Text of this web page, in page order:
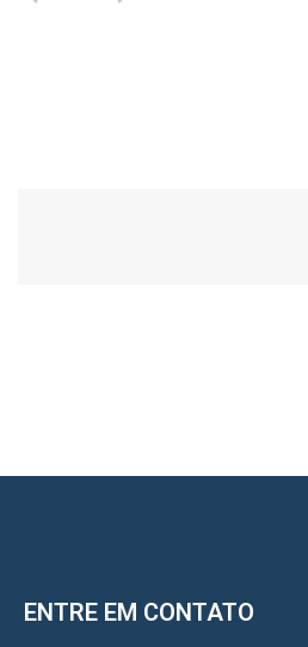
ENTRE EM CONTATO